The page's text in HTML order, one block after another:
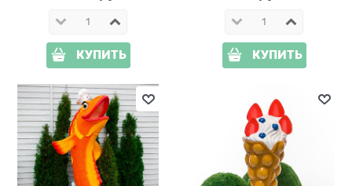
КУПИТЬ КУПИТЬ